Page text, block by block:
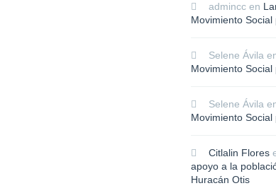
admincc en
Movimiento Social
Selene Ávila
Movimiento Social
Selene Ávila
Movimiento Social
Citlalin Flores
apoyo a la
Huracán Otis